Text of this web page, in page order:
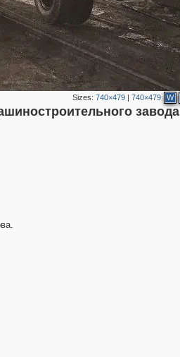
Sizes: 740×479| 740×479 W
завода